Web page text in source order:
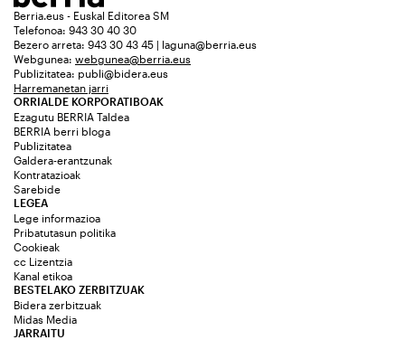
Berria.eus - Euskal Editorea SM
Telefonoa: 943 30 40 30
Bezero arreta: 943 30 43 45 | laguna@berria.eus
Webgunea: webgunea@berria.eus
Publizitatea: publi@bidera.eus
Harremanetan jarri
ORRIALDE KORPORATIBOAK
Ezagutu BERRIA Taldea
BERRIA berri bloga
Publizitatea
Galdera-erantzunak
Kontratazioak
Sarebide
JARRAITU
LEGEA
Lege informazioa
Pribatutasun politika
Cookieak
cc Lizentzia
Kanal etikoa
BESTELAKO ZERBITZUAK
Bidera zerbitzuak
Midas Media